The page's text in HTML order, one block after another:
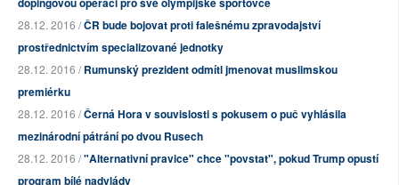
28.12. 2016 /ČR bude bojovat proti falešnému zpravodajství
prostřednictvím specializované jednotky
28.12. 2016 /Rumunský prezident odmítl jmenovat muslimskou
premiérku
28.12. 2016 /Černá Hora v souvislosti s pokusem o puč vyhlásila
mezinárodní pátrání po dvou Rusech
28.12. 2016 /"Alternativní pravice" chce "povstat", pokud Trump opustí
program bílé nadvlády